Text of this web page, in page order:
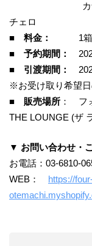
カナダ＆ア
チェロ
■ 料金：
1箱
■ 予約期間：
■ 引渡期間：
※お受け取り希望日
■ 販売場所 ： フ
THE LOUNGE (ザ
▼ お問い合わせ・
お電話：03-6810-
WEB： https://